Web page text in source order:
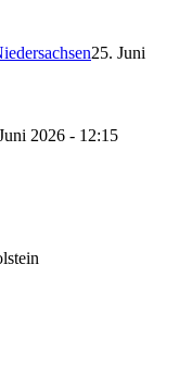
25. Juni
2026 - 12:15